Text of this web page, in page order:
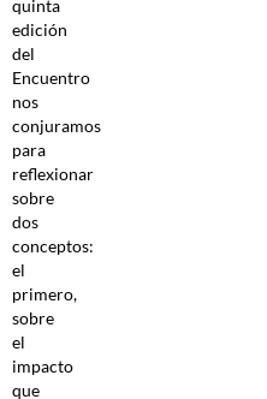
quinta
edición
del
Encuentro
nos
conjuramos
para
reflexionar
sobre
dos
conceptos:
el
primero,
sobre
el
impacto
que